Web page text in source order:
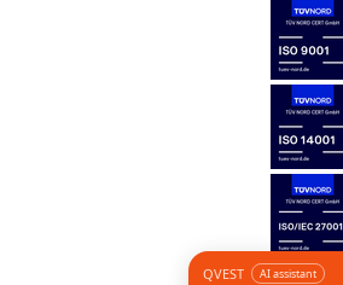
Folge uns